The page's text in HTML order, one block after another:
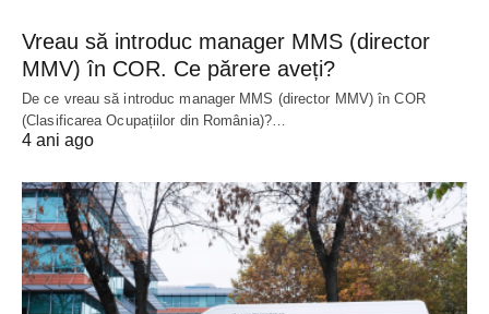
Vreau să introduc manager MMS (director
MMV) în COR. Ce părere aveți?
De ce vreau să introduc manager MMS (director MMV) în COR
(Clasificarea Ocupațiilor din România)?…
4 ani ago